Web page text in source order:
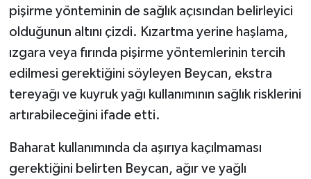
pişirme yönteminin de sağlık açısından belirleyici
olduğunun altını çizdi. Kızartma yerine haşlama,
ızgara veya fırında pişirme yöntemlerinin tercih
edilmesi gerektiğini söyleyen Beycan, ekstra
tereyağı ve kuyruk yağı kullanımının sağlık risklerini
artırabileceğini ifade etti.
Baharat kullanımında da aşırıya kaçılmaması
gerektiğini belirten Beycan, ağır ve yağlı